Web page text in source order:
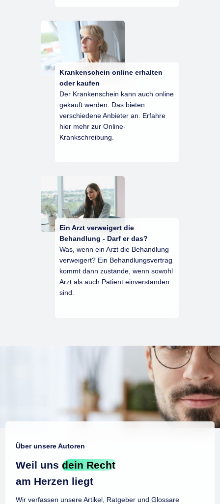
Krankenschein online erhalten
oder kaufen
Der Krankenschein kann auch online
gekauft werden. Das bieten
verschiedene Anbieter an. Erfahre
hier mehr zur Online-
Krankschreibung.
Ein Arzt verweigert die
Behandlung - Darf er das?
Was, wenn ein Arzt die Behandlung
verweigert? Ein Behandlungsvertrag
kommt dann zustande, wenn sowohl
Arzt als auch Patient einverstanden
sind.
Über unsere Autoren
Weil unsdein Recht
am Herzen liegt
Wir verfassen unsere Artikel, Ratgeber und Glossare